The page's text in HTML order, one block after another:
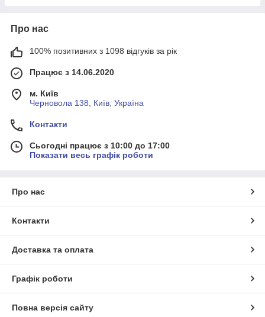
Про нас
100% позитивних з 1098 відгуків за рік
Працює з 14.06.2020
м. Київ
Черновола 138, Київ, Україна
Контакти
Сьогодні працює з 10:00 до 17:00
Показати весь графік роботи
Про нас
Контакти
Доставка та оплата
Графік роботи
Повна версія сайту